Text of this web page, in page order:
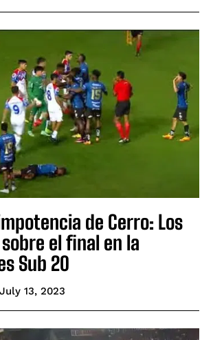
de Cerro: Los
el final en la
Sub 20
July 13, 2023